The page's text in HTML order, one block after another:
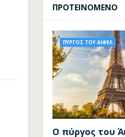
ΠΡΟΤΕΙΝΟΜΕΝΟ
ΠΥΡΓΟΣ ΤΟΥ ΑΙΦΕΛ
Ο πύργος του